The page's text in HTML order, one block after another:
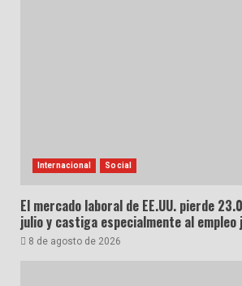
Internacional Social
El mercado laboral de EE.UU. pierde
julio y castiga especialmente al empleo
8 de agosto de 2026